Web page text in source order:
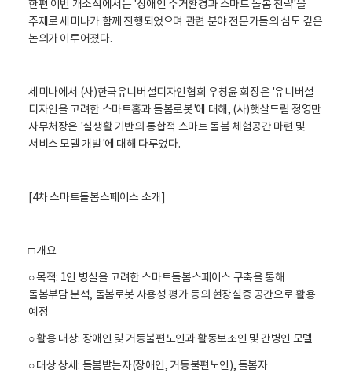
한편 이번 개소식에서는 '장애인 주거환경과 스마트 돌봄 전략'을
주제로 세미나가 함께 진행되었으며 관련 분야 전문가들의 심도 깊은
논의가 이루어졌다.
세미나에서 (사)한국유니버설디자인협회 우창윤 회장은 '유니버설
디자인을 고려한 스마트홈과 돌봄로봇'에 대해, (사)햇살드림 정영만
사무처장은 '실생활 기반의 통합적 스마트 돌봄 체험공간 마련 및
서비스 모델 개발'에 대해 다루었다.
[4차 스마트돌봄스페이스 소개]
□ 개요
○ 목적: 1인 병실을 고려한 스마트돌봄스페이스 구축을 통해
돌봄부담 분석, 돌봄로봇 사용성 평가 등의 현장실증 공간으로 활용
예정
○ 활용 대상: 장애인 및 거동불편노인과 활동보조인 및 간병인 모델
○ 대상 상세: 돌봄받는자(장애인, 거동불편노인), 돌봄자